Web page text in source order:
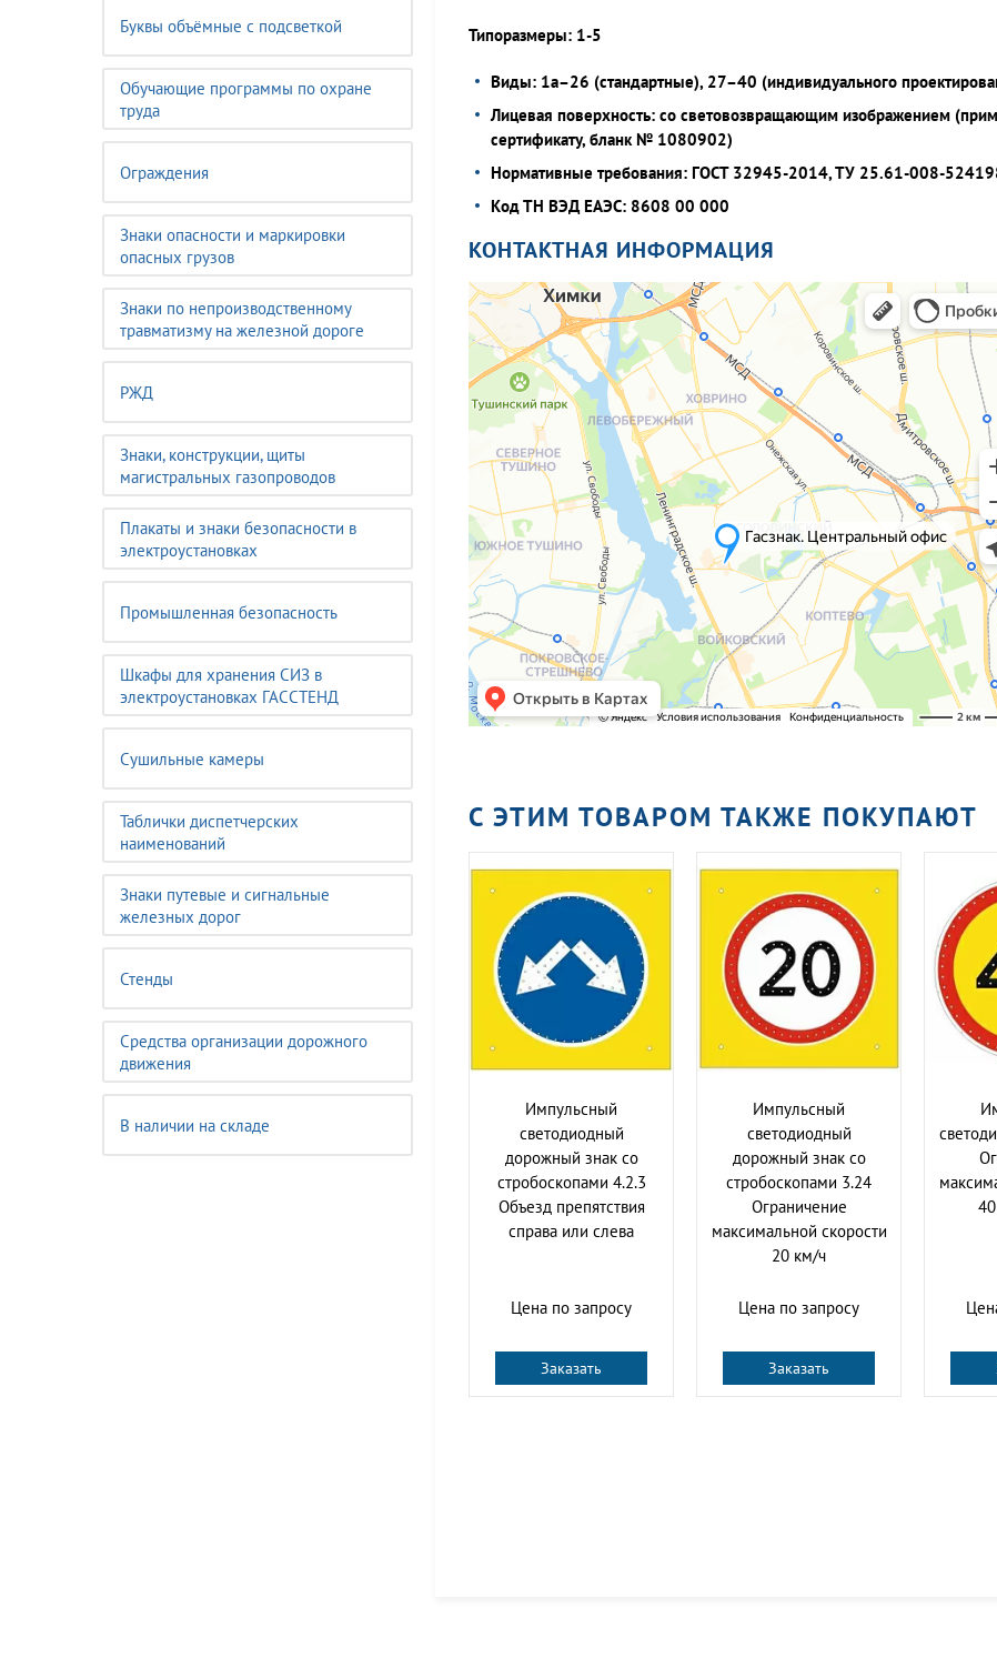
Буквы объёмные с подсветкой
Обучающие программы по охране
труда
Ограждения
Знаки опасности и маркировки
опасных грузов
Знаки по непроизводственному
травматизму на железной дороге
РЖД
Знаки, конструкции, щиты
магистральных газопроводов
Плакаты и знаки безопасности в
электроустановках
Промышленная безопасность
Шкафы для хранения СИЗ в
электроустановках ГАССТЕНД
Сушильные камеры
Таблички диспетчерских
наименований
Знаки путевые и сигнальные
железных дорог
Стенды
Средства организации дорожного
движения
В наличии на складе
Типоразмеры: 1-5
Виды: 1а–26 (стандартные), 27–40 (индивидуального
Лицевая поверхность: со световозвращающим изображением
сертификату, бланк № 1080902)
Нормативные требования: ГОСТ 32945-2014, ТУ 25.61-008-
Код ТН ВЭД ЕАЭС: 8608 00 000
КОНТАКТНАЯ ИНФОРМАЦИЯ
С ЭТИМ ТОВАРОМ ТАКЖЕ ПОКУПАЮТ
Импульсный
cветодиодный
дорожный знак со
стробоскопами 4.2.3
Объезд препятствия
справа или слева
Цена по запросу
Заказать
Импульсный
cветодиодный
дорожный знак со
стробоскопами 3.24
Ограничение
максимальной скорости
20 км/ч
Цена по запросу
Заказать